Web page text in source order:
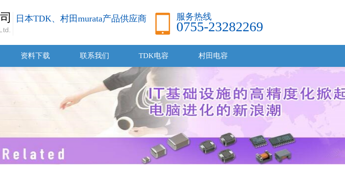
日本TDK、村田murata产品供应商 服务热线
0755-23282269
资料下载 联系我们 TDK电容 村田电容